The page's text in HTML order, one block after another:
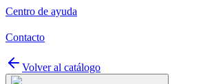
Centro de ayuda
Contacto
Volver al catálogo